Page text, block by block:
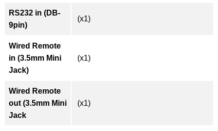
RS232 in (DB-
9pin)
(x1)
Wired Remote
in (3.5mm Mini
Jack)
(x1)
Wired Remote
out (3.5mm Mini
Jack
(x1)